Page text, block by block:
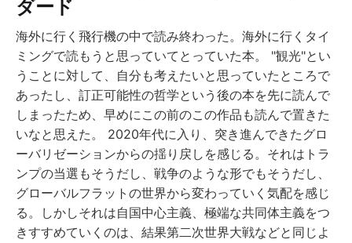
ダード
海外に行く飛行機の中で読み終わった。海外に行くタイ
ミングで読もうと思っていてとっていた本。 "観光"とい
うことに対して、自分も考えたいと思っていたところで
あったし、訂正可能性の哲学という後の本を先に読んで
しまったため、早めにこの前のこの作品も読んで置きた
いなと思えた。 2020年代に入り、突き進んできたグロ
ーバリゼーションからの揺り戻しを感じる。それはトラ
ンプの当選もそうだし、戦争のような形でもそうだし、
グローバルフラットの世界から変わっていく気配を感じ
る。しかしそれは自国中心主義、極端な共同体主義をつ
きすすめていくのは、結果第二次世界大戦などと同じよ